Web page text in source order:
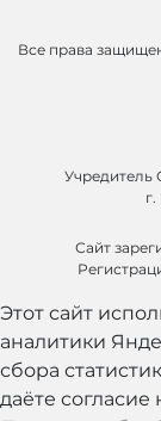
Все права
Сайт
Этот сайт
аналитики
сбора
даёте